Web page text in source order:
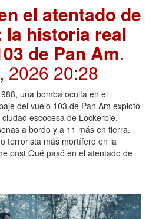
el atentado de
la historia real
de Pan Am.
2026 20:28
una bomba oculta en el
del vuelo 103 de Pan Am explotó
escocesa de Lockerbie,
a bordo y a 11 más en tierra.
terrorista más mortífero en la
post Qué pasó en el atentado de